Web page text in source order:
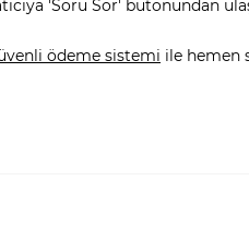
'Soru Sor' butonundan
ödeme sistemi ile hemen